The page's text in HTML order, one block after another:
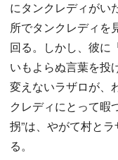
にタンクレディがい
所でタンクレディを
回る。しかし、彼に
いもよらぬ言葉を投
変えないラザロが、
クレディにとって暇
拐”は、やがて村と
る。